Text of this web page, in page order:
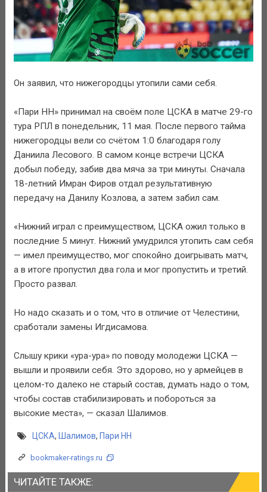
Он заявил, что нижегородцы утопили сами себя.
«Пари НН» принимал на своём поле ЦСКА в матче 29-го
тура РПЛ в понедельник, 11 мая. После первого тайма
нижегородцы вели со счётом 1:0 благодаря голу
Даниила Лесового. В самом конце встречи ЦСКА
добыл победу, забив два мяча за три минуты. Сначала
18-летний Имран Фиров отдал результативную
передачу на Данилу Козлова, а затем забил сам.
«Нижний играл с преимуществом, ЦСКА ожил только в
последние 5 минут. Нижний умудрился утопить сам себя
— имел преимущество, мог спокойно доигрывать матч,
а в итоге пропустил два гола и мог пропустить и третий.
Просто развал.
Но надо сказать и о том, что в отличие от Челестини,
сработали замены Игдисамова.
Слышу крики «ура-ура» по поводу молодежи ЦСКА —
вышли и проявили себя. Это здорово, но у армейцев в
целом-то далеко не старый состав, думать надо о том,
чтобы состав стабилизировать и побороться за
высокие места», — сказал Шалимов.
ЦСКА, Шалимов, Пари НН
bookmaker-ratings.ru
ЧИТАЙТЕ ТАКЖЕ: